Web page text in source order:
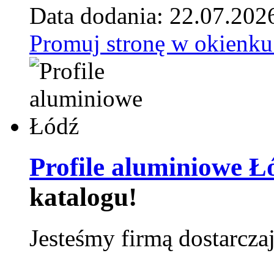
Data dodania:
Promuj stronę w
Profile aluminiowe
katalogu!
Jesteśmy firmą